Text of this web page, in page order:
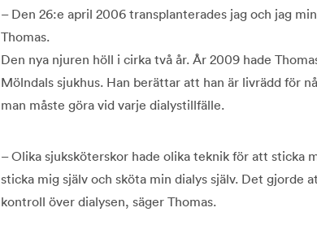
– Den 26:e april 2006 transplanterades jag och jag
Thomas.
Den nya njuren höll i cirka två år. År 2009 hade
Mölndals sjukhus. Han berättar att han är livrädd för
man måste göra vid varje dialystillfälle.
– Olika sjuksköterskor hade olika teknik för att sticka
sticka mig själv och sköta min dialys själv. Det gjorde
kontroll över dialysen, säger Thomas.